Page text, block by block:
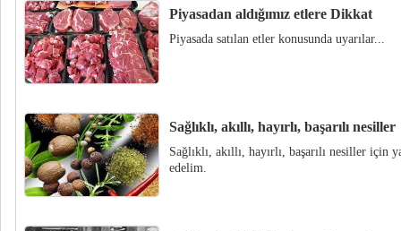
Piyasadan aldığımız etlere Dikkat
Piyasada satılan etler konusunda uyarılar...
Sağlıklı, akıllı, hayırlı, başarılı nesiller
Sağlıklı, akıllı, hayırlı, başarılı nesiller için
edelim.